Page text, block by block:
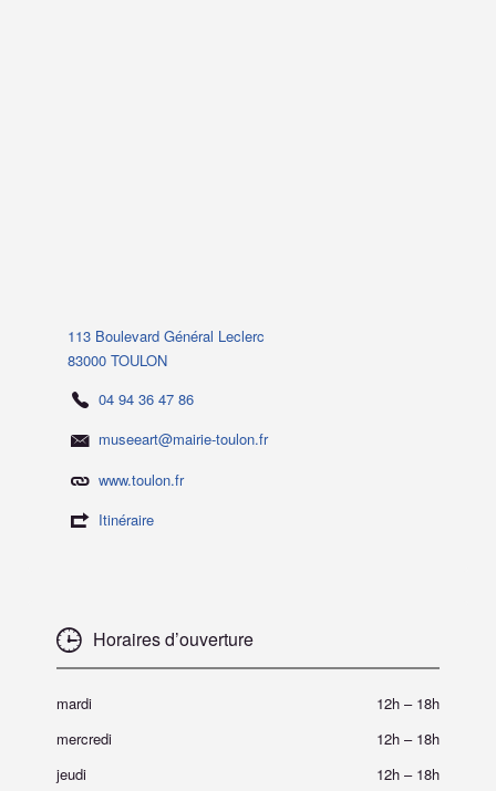
113 Boulevard Général Leclerc
83000 TOULON
04 94 36 47 86
museeart@mairie-toulon.fr
www.toulon.fr
Itinéraire
Horaires d’ouverture
mardi 12h – 18h
mercredi
12h – 18h
jeudi
12h – 18h